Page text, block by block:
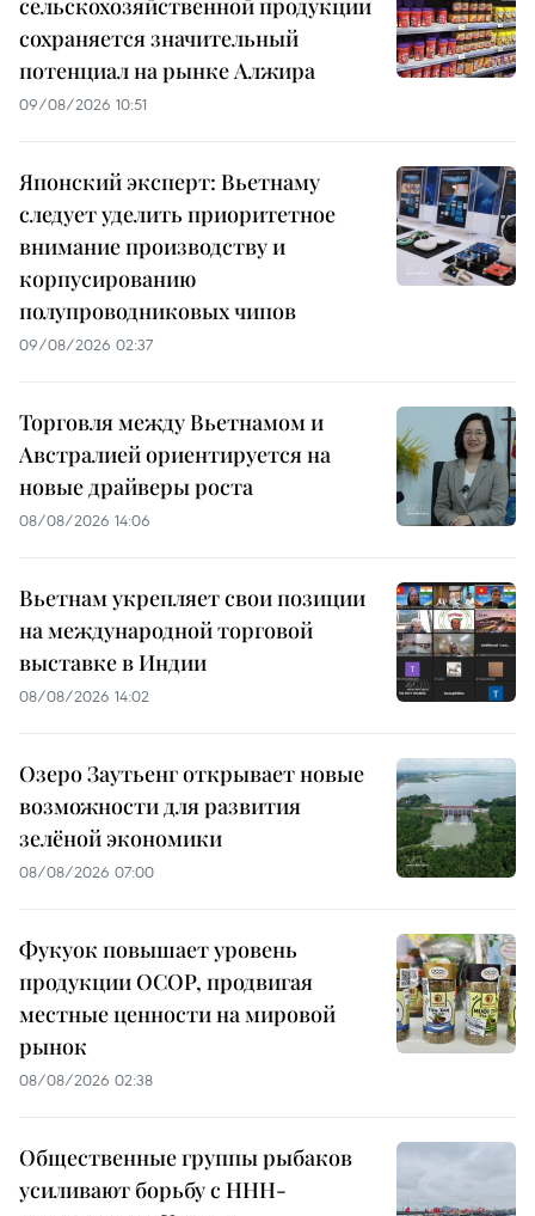
сельскохозяйственной продукции
сохраняется значительный
потенциал на рынке Алжира
09/08/2026 10:51
Японский эксперт: Вьетнаму
следует уделить приоритетное
внимание производству и
корпусированию
полупроводниковых чипов
09/08/2026 02:37
Торговля между Вьетнамом и
Австралией ориентируется на
новые драйверы роста
08/08/2026 14:06
Вьетнам укрепляет свои позиции
на международной торговой
выставке в Индии
08/08/2026 14:02
Озеро Заутьенг открывает новые
возможности для развития
зелёной экономики
08/08/2026 07:00
Фукуок повышает уровень
продукции OCOP, продвигая
местные ценности на мировой
рынок
08/08/2026 02:38
Общественные группы рыбаков
усиливают борьбу с ННН-